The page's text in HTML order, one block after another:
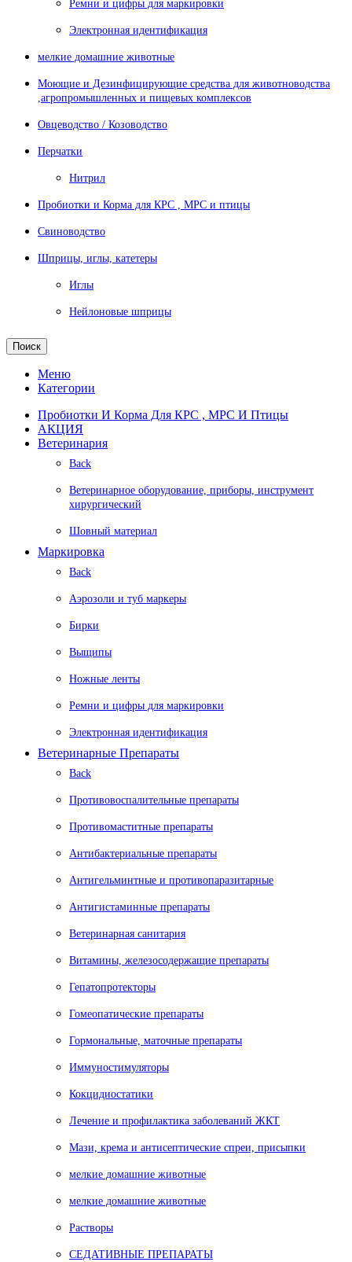
Ремни и цифры для маркировки
Электронная идентификация
мелкие домашние животные
Моющие и Дезинфицирующие средства для животноводства
,агропромышленных и пищевых комплексов
Овцеводство / Козоводство
Перчатки
Нитрил
Пробиотки и Корма для КРС , МРС и птицы
Свиноводство
Шприцы, иглы, катетеры
Иглы
Нейлоновые шприцы
Поиск
Меню
Категории
Пробиотки И Корма Для КРС , МРС И Птицы
АКЦИЯ
Ветеринария
Back
Ветеринарное оборудование, приборы, инструмент
хирургический
Шовный материал
Маркировка
Back
Аэрозоли и туб маркеры
Бирки
Выщипы
Ножные ленты
Ремни и цифры для маркировки
Электронная идентификация
Ветеринарные Препараты
Back
Противовоспалительные препараты
Противомаститные препараты
Антибактериальные препараты
Антигельминтные и противопаразитарные
Антигистаминные препараты
Ветеринарная санитария
Витамины, железосодержащие препараты
Гепатопротекторы
Гомеопатические препараты
Гормональные, маточные препараты
Иммуностимуляторы
Кокцидиостатики
Лечение и профилактика заболеваний ЖКТ
Мази, крема и антисептические спреи, присыпки
мелкие домашние животные
мелкие домашние животные
Растворы
СЕДАТИВНЫЕ ПРЕПАРАТЫ